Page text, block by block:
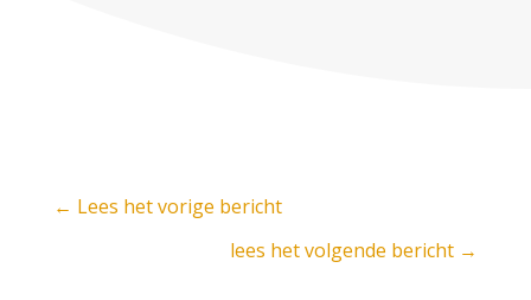
← Lees het vorige bericht
lees het volgende bericht →